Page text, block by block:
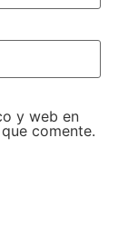
y web en
comente.